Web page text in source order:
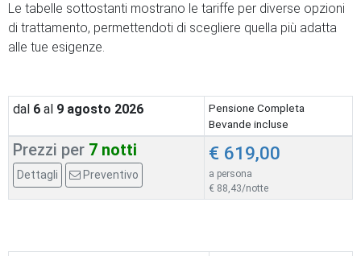
Le tabelle sottostanti mostrano le tariffe per diverse opzioni
di trattamento, permettendoti di scegliere quella più adatta
alle tue esigenze.
dal 6al 9agosto 2026
Pensione Completa
Bevande incluse
Prezzi per 7 notti
Dettagli Preventivo
€ 619,00
a persona
€ 88,43/notte